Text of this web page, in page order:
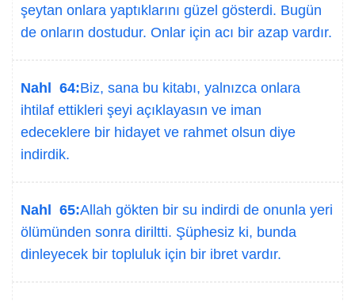
şeytan onlara yaptıklarını güzel gösterdi. Bugün
de onların dostudur. Onlar için acı bir azap vardır.
Nahl 64:Biz, sana bu kitabı, yalnızca onlara
ihtilaf ettikleri şeyi açıklayasın ve iman
edeceklere bir hidayet ve rahmet olsun diye
indirdik.
Nahl 65:Allah gökten bir su indirdi de onunla yeri
ölümünden sonra diriltti. Şüphesiz ki, bunda
dinleyecek bir topluluk için bir ibret vardır.